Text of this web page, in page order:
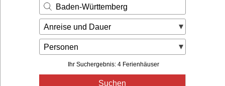
Baden-Württemberg
Anreise und Dauer
Personen
Ihr Suchergebnis: 4 Ferienhäuser
Suchen